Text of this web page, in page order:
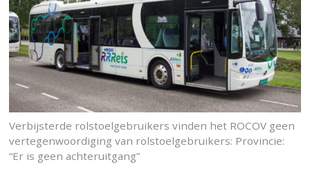
Verbijsterde rolstoelgebruikers vinden het ROCOV geen
vertegenwoordiging van rolstoelgebruikers: Provincie:
“Er is geen achteruitgang”